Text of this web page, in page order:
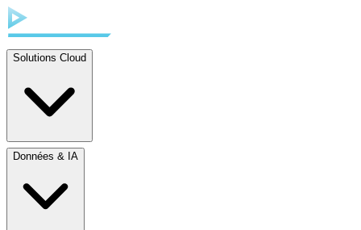
Solutions Cloud
Données & IA